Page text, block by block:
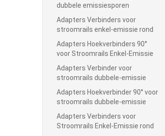
dubbele emissiesporen
Adapters Verbinders voor
stroomrails enkel-emissie rond
Adapters Hoekverbinders 90°
voor Stroomrails Enkel-Emissie
Adapters Verbinder voor
stroomrails dubbele-emissie
Adapters Hoekverbinder 90° voor
stroomrails dubbele-emissie
Adapters Verbinders voor
Stroomrails Enkel-Emissie rond